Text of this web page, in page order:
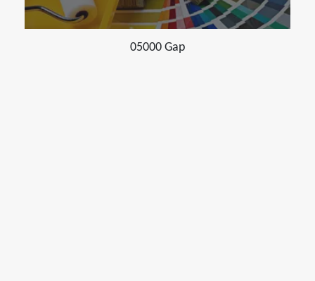
05000 Gap